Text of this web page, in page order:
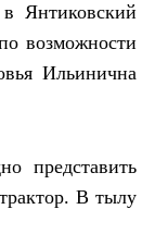
Янтиковский
возможности
Ильинична
представить
В тылу